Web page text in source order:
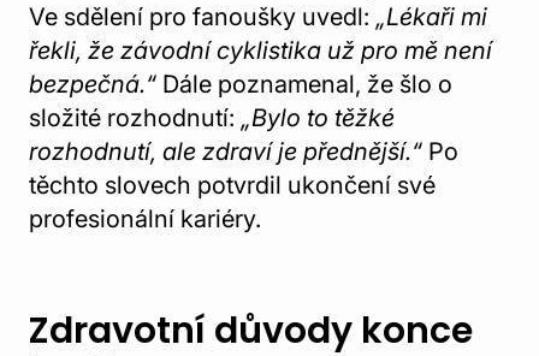
Ve sdělení pro fanoušky uvedl: „Lékaři mi
řekli, že závodní cyklistika už pro mě není
bezpečná.“ Dále poznamenal, že šlo o
složité rozhodnutí: „Bylo to těžké
rozhodnutí, ale zdraví je přednější.“ Po
těchto slovech potvrdil ukončení své
profesionální kariéry.
Zdravotní důvody konce